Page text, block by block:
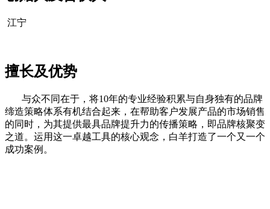
江宁
擅长及优势
与众不同在于，将10年的专业经验积累与自身独有的品牌
缔造策略体系有机结合起来，在帮助客户发展产品的市场销售
的同时，为其提供最具品牌提升力的传播策略，即品牌核聚变
之道。运用这一卓越工具的核心观念，白羊打造了一个又一个
成功案例。